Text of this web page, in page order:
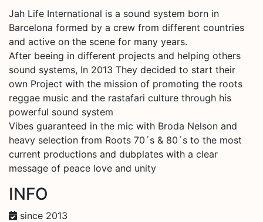
Jah Life International is a sound system born in
Barcelona formed by a crew from different countries
and active on the scene for many years.
After beeing in different projects and helping others
sound systems, In 2013 They decided to start their
own Project with the mission of promoting the roots
reggae music and the rastafari culture through his
powerful sound system
Vibes guaranteed in the mic with Broda Nelson and
heavy selection from Roots 70´s & 80´s to the most
current productions and dubplates with a clear
message of peace love and unity
INFO
since 2013